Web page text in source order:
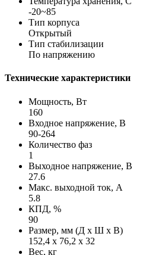
-20~85
Тип корпуса
Открытый
Тип стабилизации
По напряжению
Технические характеристики
Мощность, Вт
160
Входное напряжение, В
90-264
Количество фаз
1
Выходное напряжение, В
27.6
Макс. выходной ток, А
5.8
КПД, %
90
Размер, мм (Д х Ш х В)
152,4 х 76,2 х 32
Вес, кг